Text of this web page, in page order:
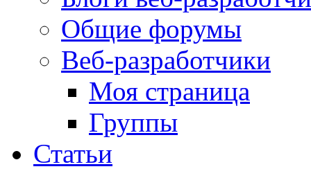
Общие форумы
Веб-разработчики
Моя страница
Группы
Статьи